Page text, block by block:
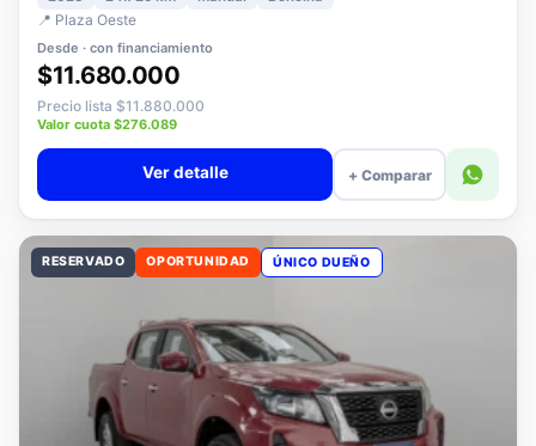
2023 24.725 km
📍 Plaza Oeste
Desde · con financiamiento
$11.680.000
Precio lista $11.880.000
Valor cuota $276.089
+ Comparar
RESERVADO OPORTUNIDAD